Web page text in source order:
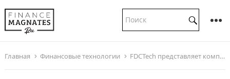
Главная Финансовые технологии FDCTech представляет комплексную торговую платформу Condor FX Pro 5.0